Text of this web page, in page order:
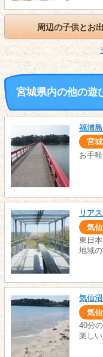
周辺の子供とお
宮城県内の他の遊
福浦島
宮
お手
リア
気
東日
地域
気仙
気
40分
楽しい